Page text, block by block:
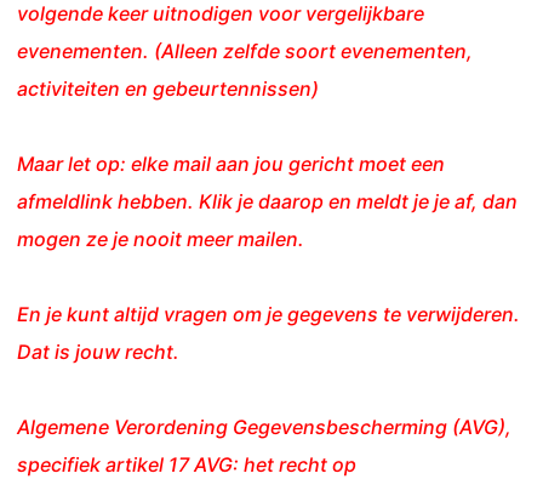
volgende keer uitnodigen voor vergelijkbare
evenementen. (Alleen zelfde soort evenementen,
activiteiten en gebeurtennissen)
Maar let op: elke mail aan jou gericht moet een
afmeldlink hebben. Klik je daarop en meldt je je af, dan
mogen ze je nooit meer mailen.
En je kunt altijd vragen om je gegevens te verwijderen.
Dat is jouw recht.
Algemene Verordening Gegevensbescherming (AVG),
specifiek artikel 17 AVG: het recht op